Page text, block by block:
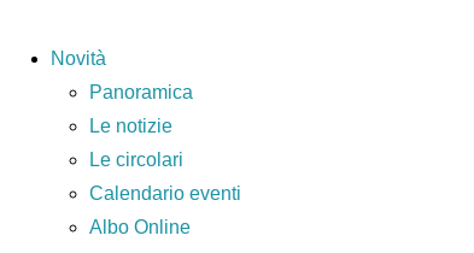
Novità
Panoramica
Le notizie
Le circolari
Calendario eventi
Albo Online